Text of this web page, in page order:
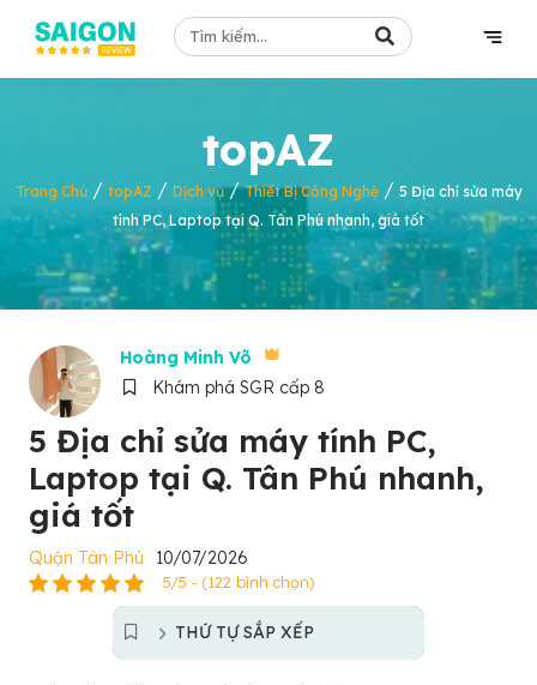
topAZ
Trang Chủ/ topAZ / Dịch vụ/Thiết Bị Công Nghệ/ 5 Địa chỉ sửa máy
tính PC, Laptop tại Q. Tân Phú nhanh, giá tốt
Hoàng Minh Võ
Khám phá SGR cấp 8
5 Địa chỉ sửa máy tính PC,
Laptop tại Q. Tân Phú nhanh,
giá tốt
Quận Tân Phú 10/07/2026
5/5 - (122 bình chọn)
THỨ TỰ SẮP XẾP